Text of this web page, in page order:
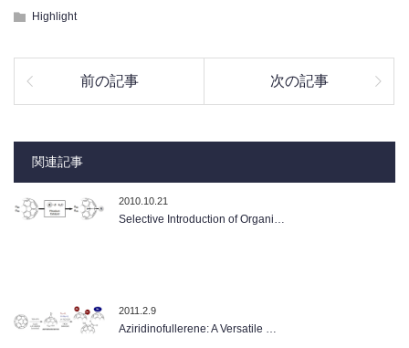
Highlight
前の記事 次の記事
関連記事
2010.10.21
Selective Introduction of Organi…
2011.2.9
Aziridinofullerene: A Versatile …